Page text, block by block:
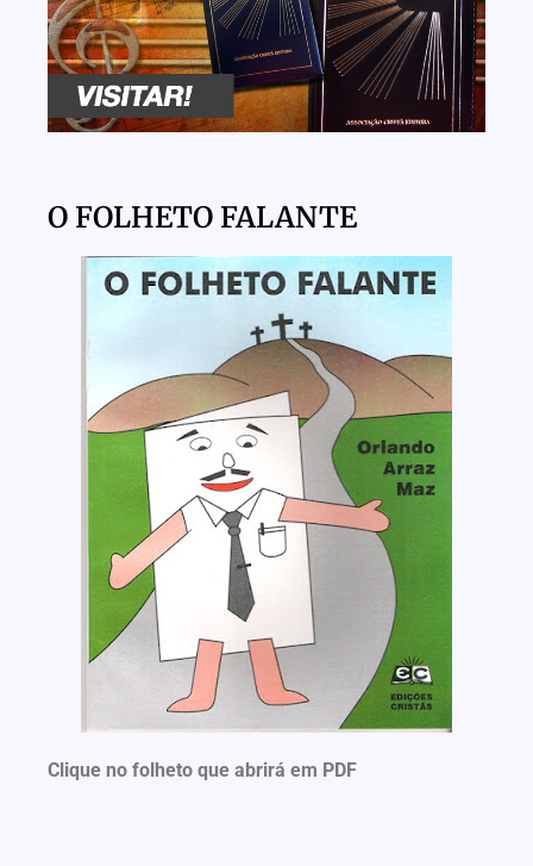
O FOLHETO FALANTE
Clique no folheto que abrirá em PDF